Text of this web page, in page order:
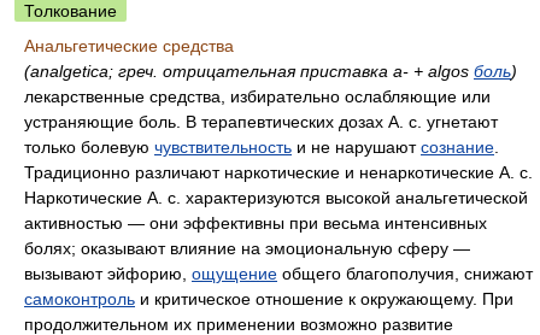
Толкование
Анальгетические средства
(analgetica; греч. отрицательная приставка a- + algos боль)
лекарственные средства, избирательно ослабляющие или
устраняющие боль. В терапевтических дозах А. с. угнетают
только болевую чувствительность и не нарушаютсознание
Традиционно различают наркотические и ненаркотические А. с.
Наркотические А. с. характеризуются высокой анальгетической
активностью — они эффективны при весьма интенсивных
болях; оказывают влияние на эмоциональную сферу —
вызывают эйфорию, ощущение общего благополучия, снижают
самоконтроль и критическое отношение к окружающему. При
продолжительном их применении возможно развитие